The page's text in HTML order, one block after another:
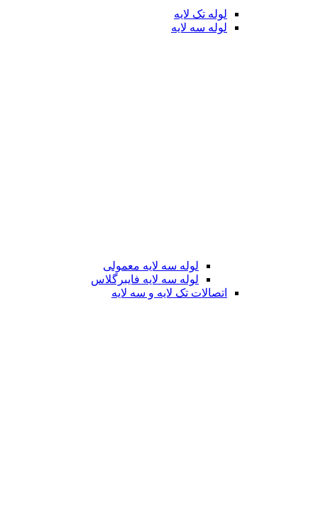
لوله تک لایه
لوله سه لایه
لوله سه لایه معمولی
لوله سه لایه فایبرگلاس
اتصالات تک لایه و سه لایه